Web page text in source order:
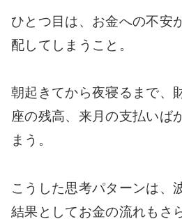
ひとつ目は、お金への不安
配してしまうこと。
朝起きてから夜寝るまで、
座の残高、来月の支払いば
まう。
こうした思考パターンは、
結果としてお金の流れもさ